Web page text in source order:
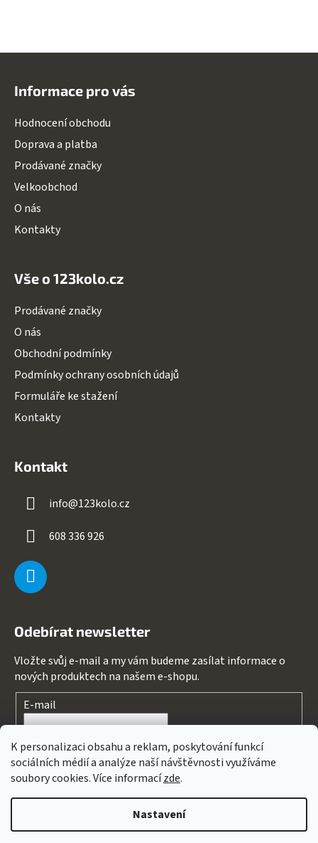
K personalizaci obsahu a reklam, poskytování funkcí
sociálních médií a analýze naší návštěvnosti využíváme
soubory cookies. Více informacízde.
Nastavení
Informace pro vás
Hodnocení obchodu
Doprava a platba
Prodávané značky
Velkoobchod
O nás
Kontakty
Vše o 123kolo.cz
Prodávané značky
O nás
Obchodní podmínky
Podmínky ochrany osobních údajů
Formuláře ke stažení
Kontakty
Kontakt
info@123kolo.cz
608 336 926
Odebírat newsletter
Vložte svůj e-mail a my vám budeme zasílat informace o
nových produktech na našem e-shopu.
E-mail
Souhlasím spodmínkami ochrany osobních údajů
PŘIHLÁSIT SE